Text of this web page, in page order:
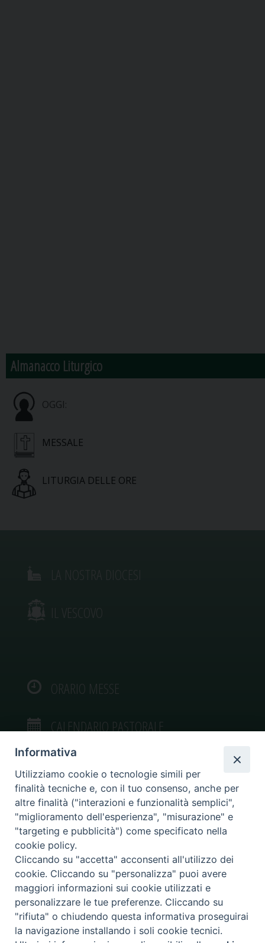
Almanacco Liturgico
OGGI:
MESSALE
LITURGIA DELLE ORE
IL VESCOVO
ORARIO MESSE
CALENDARIO PASTORALE
VIDEOGALLERY
PHOTOGALLERY
Diocesi di Caltagirone
Piazza San Francesco d’Assisi, 9 – tel. 0933.34186 – fax 0933.820590 e-mail:
comunicazionisociali@diocesidicaltagirone.it
Informativa
Utilizziamo cookie o tecnologie simili per
finalità tecniche e, con il tuo consenso, anche per
altre finalità ("interazioni e funzionalità semplici",
"miglioramento dell'esperienza", "misurazione" e
"targeting e pubblicità") come specificato nella
cookie policy.
Cliccando su "accetta" acconsenti all'utilizzo dei
cookie. Cliccando su "personalizza" puoi avere
maggiori informazioni sui cookie utilizzati e
personalizzare le tue preferenze. Cliccando su
"rifiuta" o chiudendo questa informativa proseguirai
la navigazione installando i soli cookie tecnici.